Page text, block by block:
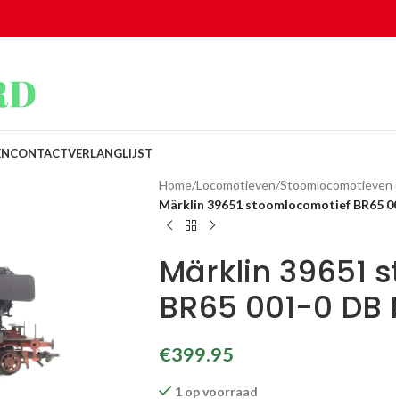
CONTACTVERLANGLIJST
Home/Locomotieven/Stoomlocomotieven
Märklin 39651 stoomlocomotief BR65
Märklin 39651
BR65 001-0
€399.95
1 op voorraad